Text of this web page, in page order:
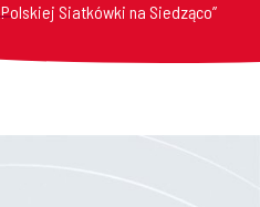
Polskiej Siatkówki na Siedząco”